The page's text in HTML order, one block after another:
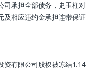
承担全部债务，史玉柱对
及相应违约金承担连带保证
有限公司股权被冻结1.14